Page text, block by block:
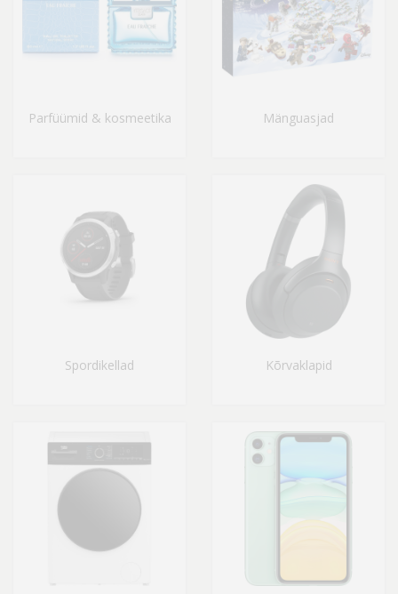
Parfüümid & kosmeetika Mänguasjad
Spordikellad Kõrvaklapid